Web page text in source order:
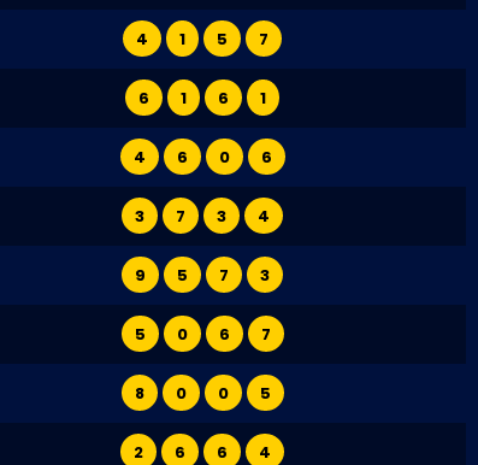
4 1 5 7
6 1 6 1
4 6 0 6
3 7 3 4
9 5 7 3
5 0 6 7
8 0 0 5
2 6 6 4